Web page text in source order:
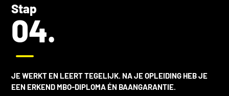
Stap
04.
K
JE WERKT EN LEERT TEGELIJK. NA JE OPLEIDING HEB JE
EEN ERKEND MBO-DIPLOMA ÉN BAANGARANTIE.